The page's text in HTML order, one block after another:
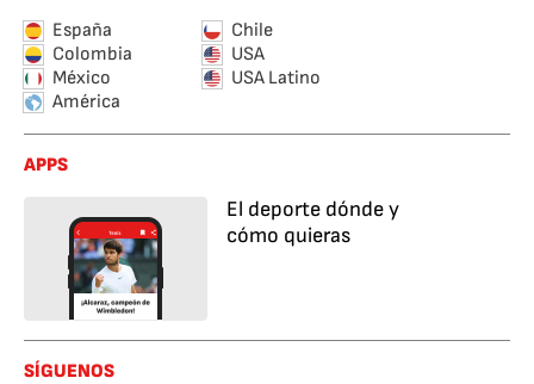
España
Chile
Colombia
USA
México
USA Latino
América
APPS
El deporte dónde y
cómo quieras
SÍGUENOS